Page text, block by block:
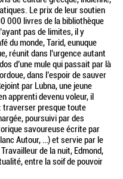
Le prix de leur soutien
000 livres de la bibliothèque
pas de limites, il y
du monde, Tarid, eunuque
réunit dans l’urgence autant
d’une mule qui passait par là
dans l’espoir de sauver
par Lubna, une jeune
apprenti devenu voleur, il
traverser presque toute
poursuivi par des
savoureuse écrite par
Autour, …) et servie par le
de la nuit, Edmond,
entre la soif de pouvoir